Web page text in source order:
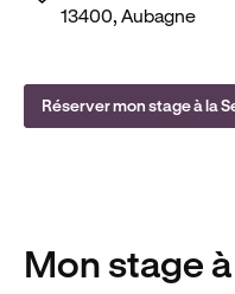
13400, Aubagne
Réserver mon stage à la
Mon stage